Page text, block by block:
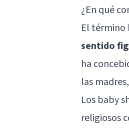
¿En qué
El término
sentido
ha
las
Los baby
religiosos